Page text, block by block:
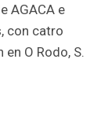
AGACA e
con catro
O Rodo, S.